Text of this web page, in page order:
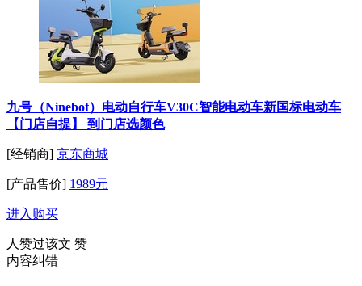
九号（Ninebot）电动自行车V30C智能电动车新国标电动车
【门店自提】 到门店选颜色
[经销商] 京东商城
[产品售价] 1989元
进入购买
人赞过该文 赞
内容纠错